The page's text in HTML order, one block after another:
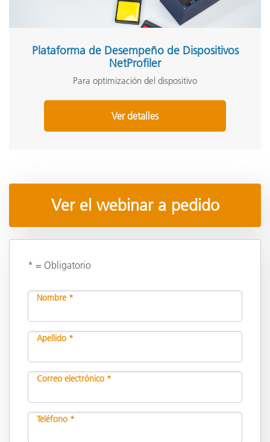
Plataforma de Desempeño de Dispositivos
NetProfiler
Para optimización del dispositivo
Ver detalles
Ver el webinar a pedido
* = Obligatorio
Nombre *
Apellido *
Correo electrónico *
Teléfono *